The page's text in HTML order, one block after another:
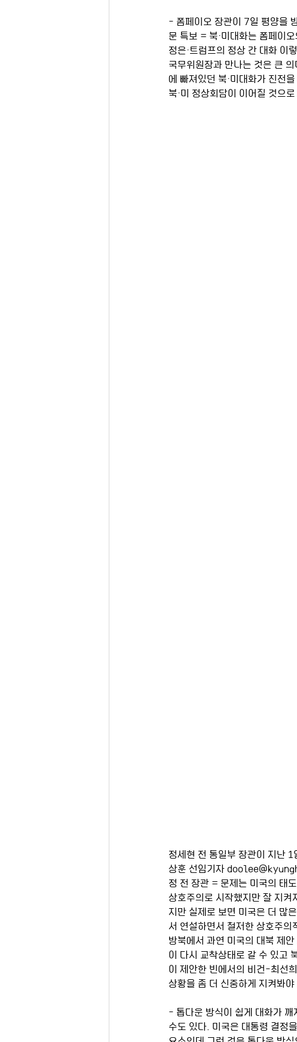
- 폼페이오 장관이 7일 평양을
문 특보 = 북·미대화는 폼페이
정은·트럼프의 정상 간 대화 이
국무위원장과 만나는 것은 큰
에 빠져있던 북·미대화가 진전
북·미 정상회담이 이어질 것으
정세현 전 통일부 장관이 지난
상훈 선임기자
정 전 장관 = 문제는 미국의 태
상호주의로 시작했지만 잘 지
지만 실제로 보면 미국은 더 많
서 연설하면서 철저한 상호주
방북에서 과연 미국의 대북 제
이 다시 교착상태로 갈 수 있고
이 제안한 빈에서의 비건-최선
상황을 좀 더 신중하게 지켜봐
- 톱다운 방식이 쉽게 대화가
수도 있다. 미국은 대통령 결정